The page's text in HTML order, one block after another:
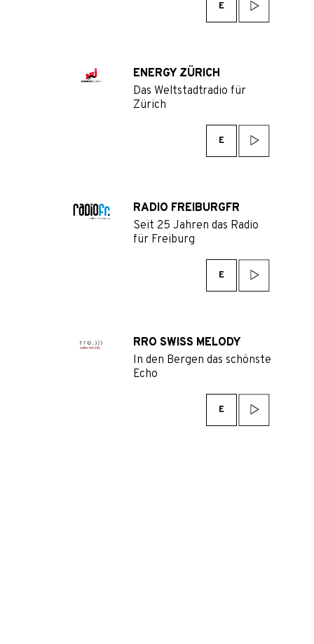
E
ENERGY ZÜRICH
Das Weltstadtradio für
Zürich
E
RADIO FREIBURGFR
Seit 25 Jahren das Radio
für Freiburg
E
RRO SWISS MELODY
In den Bergen das schönste
Echo
E